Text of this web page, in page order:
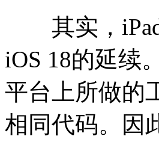
其实，
iOS 18的延续
平台上所做的
相同代码。因